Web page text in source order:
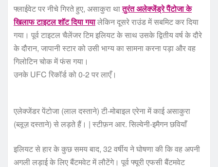
फ्लाईवेट पर नीचे गिरते हुए, असाकुरा थातुरंत अलेक्जेंड्रे पैंटोजा के
खिलाफ टाइटल शॉट दिया गयालेकिन दूसरे राउंड में सबमिट कर दिया
गया। पूर्व टाइटल चैलेंजर टिम इलियट के साथ उसके द्वितीय वर्ष के दौरे
के दौरान, जापानी स्टार को उसी भाग्य का सामना करना पड़ा और वह
गिलोटिन चोक में फंस गया।
उनके UFC रिकॉर्ड को 0-2 पर लाएँ।
एलेक्जेंडर पेंटोजा (लाल दस्ताने) टी-मोबाइल एरेना में काई असाकुरा
(ब्लूज़ दस्ताने) से लड़ते हैं। | स्टीफ़न आर. सिल्वेनी-इमैगन छवियाँ
इलियट से हार के कुछ समय बाद, 32 वर्षीय ने घोषणा की कि वह अपनी
अगली लड़ाई के लिए बैंटमवेट में लौटेंगे। पूर्व फ्यूरी एफसी बैंटमवेट